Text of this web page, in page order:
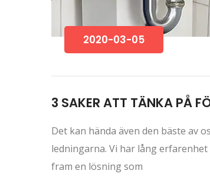
2020-03-05
3 SAKER ATT TÄNKA PÅ
Det kan hända även den bäste av
ledningarna. Vi har lång
fram en lösning som